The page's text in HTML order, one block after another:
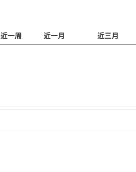
近一周 近一月
近三月